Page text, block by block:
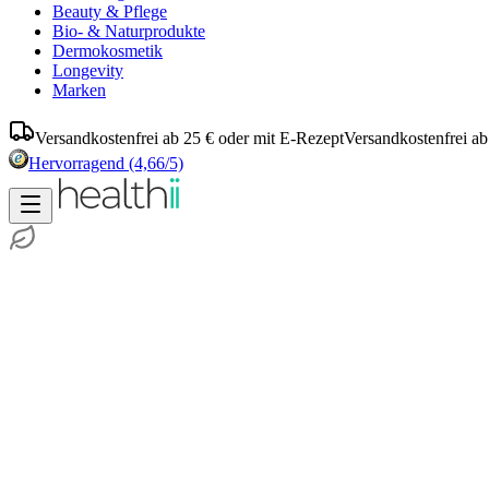
Beauty & Pflege
Bio- & Naturprodukte
Dermokosmetik
Longevity
Marken
Versandkostenfrei ab 25 € oder mit E-RezeptVersandkostenfrei
Hervorragend (4,66/5)